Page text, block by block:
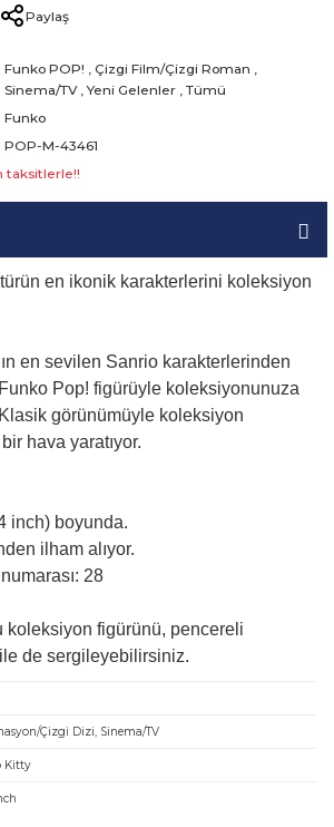
Paylaş
Funko POP! , Çizgi Film/Çizgi Roman ,
Sinema/TV ,Yeni Gelenler , Tümü
Funko
POP-M-43461
taksitlerle!!
en ikonik karakterlerini koleksiyon
en sevilen Sanrio karakterlerinden
Pop! figürüyle koleksiyonunuza
Klasik görünümüyle koleksiyon
hava yaratıyor.
inch) boyunda.
ilham alıyor.
28
koleksiyon figürünü, pencereli
de sergileyebilirsiniz.
Çizgi Dizi, Sinema/TV
Kitty